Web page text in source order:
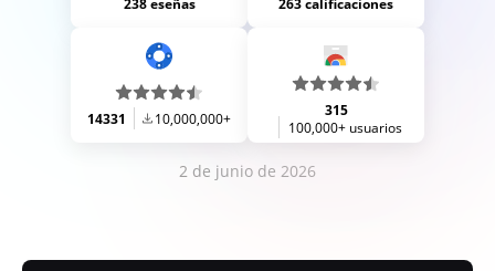
238 eseñas 263 calificaciones
14331 10,000,000+
315
100,000+ usuarios
2 de junio de 2026